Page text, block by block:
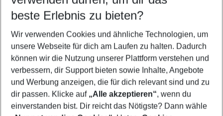
5-8 Nächte
2 Erwachsene Keine Kinder
Mehr Filter anzeigen
beste Erlebnis zu bieten?
Wir verwenden Cookies und ähnliche Technologien, um
unsere Webseite für dich am Laufen zu halten. Dadurch
können wir die Nutzung unserer Plattform verstehen und
verbessern, dir Support bieten sowie Inhalte, Angebote
und Werbung anzeigen, die für dich relevant sind und zu
dir passen. Klicke auf „Alle akzeptieren“, wenn du
einverstanden bist. Dir reicht das Nötigste? Dann wähle